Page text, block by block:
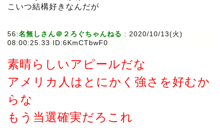
こいつ結構好きなんだが
56:名無しさん＠２ろぐちゃんねる : 2020/10/13(火)
08:00:25.33 ID:6KmCTbwF0
素晴らしいアピールだな
アメリカ人はとにかく強さを好むか
らな
もう当選確実だろこれ